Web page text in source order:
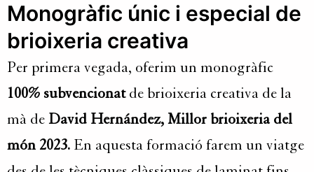
Monogràfic únic i especial de
brioixeria creativa
Per primera vegada, oferim un monogràfic
100% subvencionatde brioixeria creativa de la
mà de David Hernández, Millor brioixeria del
món 2023. En aquesta formació farem un viatge